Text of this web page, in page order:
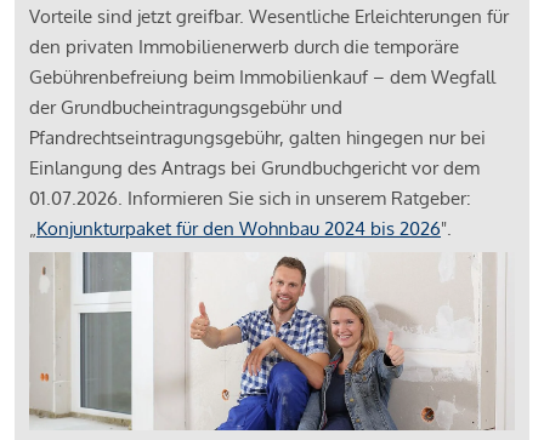
Vorteile sind jetzt greifbar. Wesentliche Erleichterungen für
den privaten Immobilienerwerb durch die temporäre
Gebührenbefreiung beim Immobilienkauf – dem Wegfall
der Grundbucheintragungsgebühr und
Pfandrechtseintragungsgebühr, galten hingegen nur bei
Einlangung des Antrags bei Grundbuchgericht vor dem
01.07.2026. Informieren Sie sich in unserem Ratgeber:
„Konjunkturpaket für den Wohnbau 2024 bis 2026".